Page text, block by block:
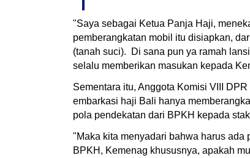
"Saya sebagai Ketua Panja Haji,
pemberangkatan mobil itu disiapkan,
(tanah suci). Di sana pun ya ramah
selalu memberikan masukan kepada
Sementara itu, Anggota Komisi VIII
embarkasi haji Bali hanya
pola pendekatan dari BPKH kepada
"Maka kita menyadari bahwa harus
BPKH, Kemenag khususnya, apakah